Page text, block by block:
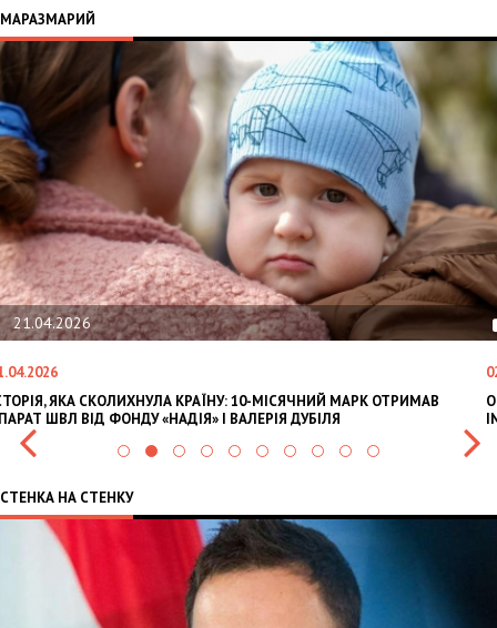
МАРАЗМАРИЙ
21.04.2026
ЯКА СКОЛИХНУЛА КРАЇНУ: 10-МІСЯЧНИЙ МАРК ОТРИМАВ
ШВЛ ВІД ФОНДУ «НАДІЯ» І ВАЛЕРІЯ ДУБІЛЯ
СТЕНКА НА СТЕНКУ